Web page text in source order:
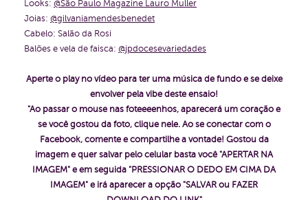
Looks: @São Paulo Magazine Lauro Muller
Joias: @gilvaniamendesbenedet
Cabelo: Salão da Rosi
Balões e vela de faisca: @jpdocesevariedades
Aperte o play no vídeo para ter uma música de fundo e se deixe
envolver pela vibe deste ensaio!
"Ao passar o mouse nas foteeeenhos, aparecerá um coração e
se você gostou da foto, clique nele. Ao se conectar com o
Facebook, comente e compartilhe a vontade! Gostou da
imagem e quer salvar pelo celular basta você "APERTAR NA
IMAGEM" e em seguida "PRESSIONAR O DEDO EM CIMA DA
IMAGEM" e irá aparecer a opção "SALVAR ou FAZER